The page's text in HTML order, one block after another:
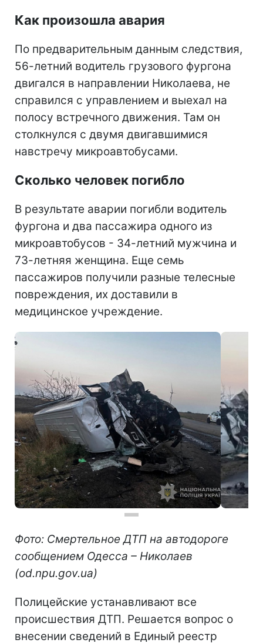
Как произошла авария
По предварительным данным следствия,
56-летний водитель грузового фургона
двигался в направлении Николаева, не
справился с управлением и выехал на
полосу встречного движения. Там он
столкнулся с двумя двигавшимися
навстречу микроавтобусами.
Сколько человек погибло
В результате аварии погибли водитель
фургона и два пассажира одного из
микроавтобусов - 34-летний мужчина и
73-летняя женщина. Еще семь
пассажиров получили разные телесные
повреждения, их доставили в
медицинское учреждение.
Фото: Смертельное ДТП на автодороге
сообщением Одесса – Николаев
(od.npu.gov.ua)
Полицейские устанавливают все
происшествия ДТП. Решается вопрос о
внесении сведений в Единый реестр